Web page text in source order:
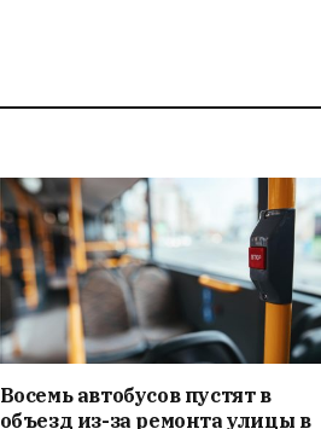
Восемь автобусов пустят в
объезд из-за ремонта улицы в